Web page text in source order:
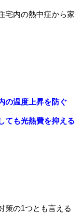
宅内の熱中症から家
の温度上昇を防ぐ
ても光熱費を抑える
策の1つとも言える